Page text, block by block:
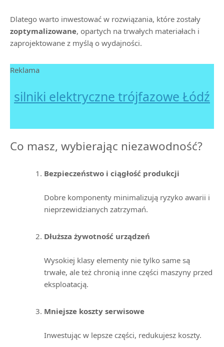
Dlatego warto inwestować w rozwiązania, które zostały
zoptymalizowane, opartych na trwałych materiałach i
zaprojektowane z myślą o wydajności.
Reklama
silniki elektryczne trójfazowe Łódź
Co masz, wybierając niezawodność?
Bezpieczeństwo i ciągłość produkcji
Dobre komponenty minimalizują ryzyko awarii i
nieprzewidzianych zatrzymań.
Dłuższa żywotność urządzeń
Wysokiej klasy elementy nie tylko same są
trwałe, ale też chronią inne części maszyny przed
eksploatacją.
Mniejsze koszty serwisowe
Inwestując w lepsze części, redukujesz koszty.